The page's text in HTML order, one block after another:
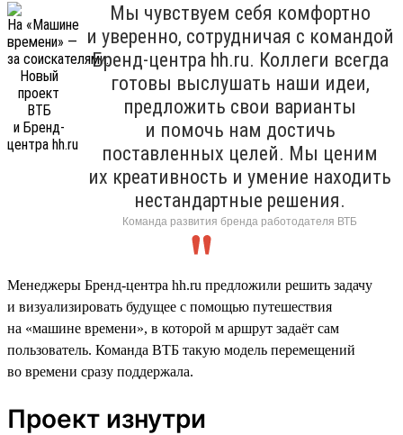
Мы чувствуем себя комфортно
и уверенно, сотрудничая с командой
Бренд-центра hh.ru. Коллеги всегда
готовы выслушать наши идеи,
предложить свои варианты
и помочь нам достичь
поставленных целей. Мы ценим
их креативность и умение находить
нестандартные решения.
Команда развития бренда работодателя ВТБ
Менеджеры Бренд-центра hh.ru предложили решить задачу
и визуализировать будущее с помощью путешествия
на «машине времени», в которой м аршрут задаёт сам
пользователь. Команда ВТБ такую модель перемещений
во времени сразу поддержала.
Проект изнутри